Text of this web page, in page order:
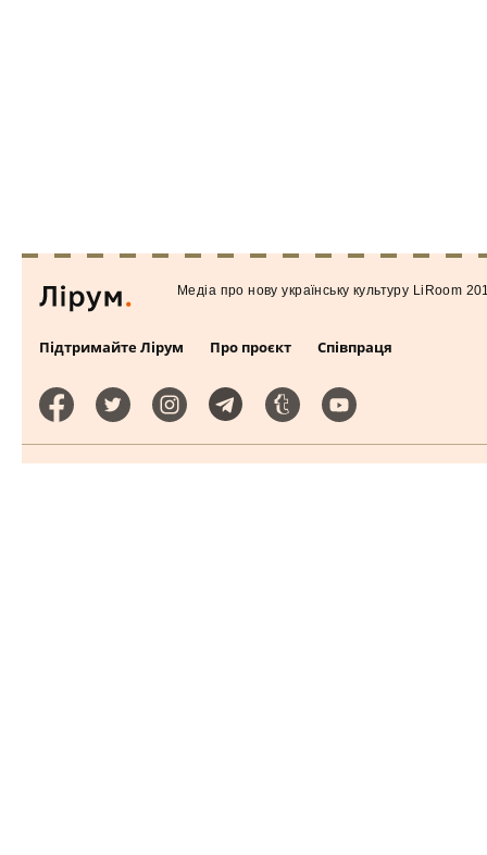
Підтримайте Лірум Про проєкт Співпраця
Медiа про нову українську культуру LiRoom